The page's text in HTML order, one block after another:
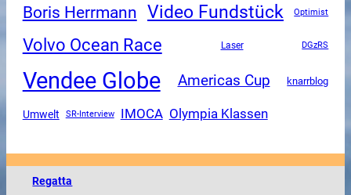
Boris Herrmann Video Fundstück Optimist
Volvo Ocean Race Laser DGzRS
Vendee Globe Americas Cup knarrblog
Umwelt SR-Interview IMOCA Olympia Klassen
Regatta